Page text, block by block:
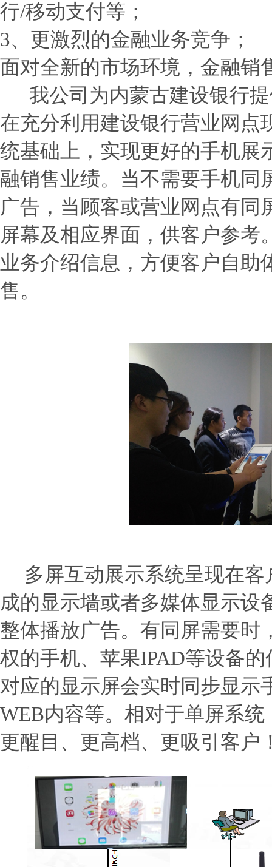
行/移动支付等；
3、更激烈的金融业务竞争；
面对全新的市场环境，金融销
我公司为内蒙古建设银行提
在充分利用建设银行营业网点
统基础上，实现更好的手机展
融销售业绩。当不需要手机同
广告，当顾客或营业网点有同
屏幕及相应界面，供客户参考
业务介绍信息，方便客户自助
售。
多屏互动展示系统呈现在客
成的显示墙或者多媒体显示设
整体播放广告。有同屏需要时
权的手机、苹果IPAD等设备
对应的显示屏会实时同步显示
WEB内容等。相对于单屏系
更醒目、更高档、更吸引客户